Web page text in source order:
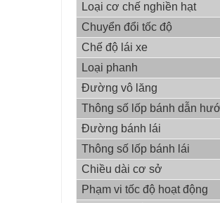
Loại cơ chế nghiền hạt
Chuyển đổi tốc độ
Chế độ lái xe
Loại phanh
Đường vô lăng
Thông số lốp bánh dẫn
Đường bánh lái
Thông số lốp bánh lái
Chiều dài cơ sở
Phạm vi tốc độ hoạt động